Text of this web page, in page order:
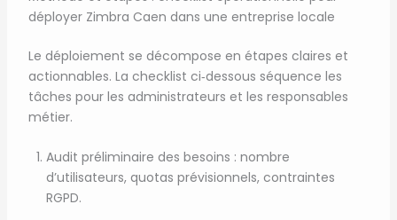
déployer Zimbra Caen dans une entreprise locale
Le déploiement se décompose en étapes claires et
actionnables. La checklist ci‑dessous séquence les
tâches pour les administrateurs et les responsables
métier.
Audit préliminaire des besoins : nombre
d’utilisateurs, quotas prévisionnels, contraintes
RGPD.